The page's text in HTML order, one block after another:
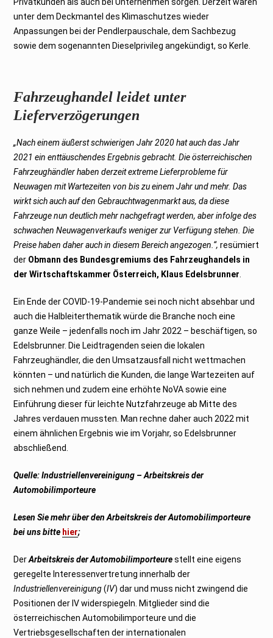
unter dem Deckmantel des Klimaschutzes wieder
Anpassungen bei der Pendlerpauschale, dem Sachbezug
sowie dem sogenannten Dieselprivileg angekündigt, so Kerle.
Fahrzeughandel leidet unter
Lieferverzögerungen
„Nach einem äußerst schwierigen Jahr 2020 hat auch das Jahr
2021 ein enttäuschendes Ergebnis gebracht. Die österreichischen
Fahrzeughändler haben derzeit extreme Lieferprobleme für
Neuwagen mit Wartezeiten von bis zu einem Jahr und mehr. Das
wirkt sich auch auf den Gebrauchtwagenmarkt aus, da diese
Fahrzeuge nun deutlich mehr nachgefragt werden, aber infolge des
schwachen Neuwagenverkaufs weniger zur Verfügung stehen. Die
Preise haben daher auch in diesem Bereich angezogen.“,resümiert
der Obmann des Bundesgremiums des Fahrzeughandels in
der Wirtschaftskammer Österreich, Klaus Edelsbrunner
Ein Ende der COVID-19-Pandemie sei noch nicht absehbar und
auch die Halbleiterthematik würde die Branche noch eine
ganze Weile – jedenfalls noch im Jahr 2022 – beschäftigen, so
Edelsbrunner. Die Leidtragenden seien die lokalen
Fahrzeughändler, die den Umsatzausfall nicht wettmachen
könnten – und natürlich die Kunden, die lange Wartezeiten auf
sich nehmen und zudem eine erhöhte NoVA sowie eine
Einführung dieser für leichte Nutzfahrzeuge ab Mitte des
Jahres verdauen mussten. Man rechne daher auch 2022 mit
einem ähnlichen Ergebnis wie im Vorjahr, so Edelsbrunner
abschließend.
Quelle: Industriellenvereinigung – Arbeitskreis der
Automobilimporteure
Lesen Sie mehr über denArbeitskreis der Automobilimporteure
bei uns bitte hier;
DerArbeitskreis der Automobilimporteurestellt eine eigens
geregelte Interessenvertretung innerhalb der
Industriellenvereinigung(IV) dar und muss nicht zwingend die
Positionen der IV widerspiegeln. Mitglieder sind die
österreichischen Automobilimporteure und die
Vertriebsgesellschaften der internationalen